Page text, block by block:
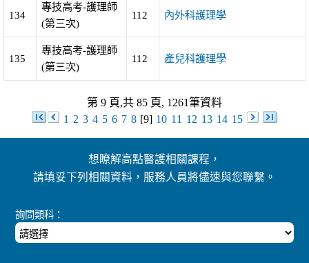
134
專技高考-護理師
(第三次)
112 內外科護理學
135
專技高考-護理師
(第三次)
112 產兒科護理學
第 9 頁,共 85 頁, 1261筆資料
1 2 3 4 5 6 7 8 [9] 10 11 12 13 14 15
想瞭解高點醫護相關課程，
請填妥下列相關資料，服務人員將儘速與您聯繫。
詢問類科：